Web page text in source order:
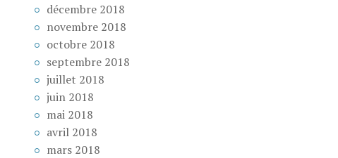
décembre 2018
novembre 2018
octobre 2018
septembre 2018
juillet 2018
juin 2018
mai 2018
avril 2018
mars 2018